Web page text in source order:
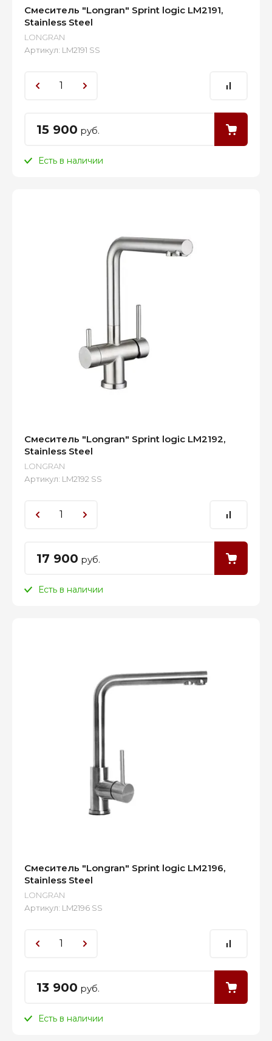
Смеситель "Longran" Sprint logic LM2191,
Stainless Steel
LONGRAN
Артикул: LM2191 SS
15 900 руб.
Есть в наличии
Смеситель "Longran" Sprint logic LM2192,
Stainless Steel
LONGRAN
Артикул: LM2192 SS
17 900 руб.
Есть в наличии
Смеситель "Longran" Sprint logic LM2196,
Stainless Steel
LONGRAN
Артикул: LM2196 SS
13 900 руб.
Есть в наличии